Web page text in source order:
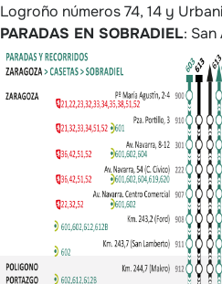
Logroño números 74, 14 y
PARADAS EN SOBRADIEL: